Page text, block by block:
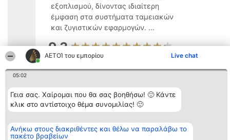
ΑΕΤΟΊ του εμπορίου Live chat
05:02
Γεια σας. Χαίρομαι που θα σας βοηθήσω! 🙂 Κάντε
κλικ στο αντίστοιχο θέμα συνομιλίας! 🙂
Ανήκω στους διακριθέντες και θέλω να παραλάβω το
πακέτο βραβείων
εξοπλισμού, δίνοντας ιδιαίτερη
έμφαση στα συστήματα ταμειακών
και ζυγιστικών εφαρμογών. ...
9.3
κατάταξης
BEAUTIFUL COMPANY
Μονοπρόσωπη ΙΚΕ
ΤΗΛ. ΕΠΙΚΟΙΝΩΝΙΑΣ:
email:
aetoi@beautifulcompany.co
Λίστα όλων
των
διακριθέντων
Όροι &
Επικοινωνία